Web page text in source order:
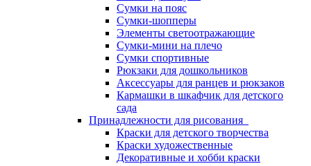
Сумки на пояс
Сумки-шопперы
Элементы светоотражающие
Сумки-мини на плечо
Сумки спортивные
Рюкзаки для дошкольников
Аксессуары для ранцев и рюкзаков
Кармашки в шкафчик для детского
сада
Принадлежности для рисования
Краски для детского творчества
Краски художественные
Декоративные и хобби краски